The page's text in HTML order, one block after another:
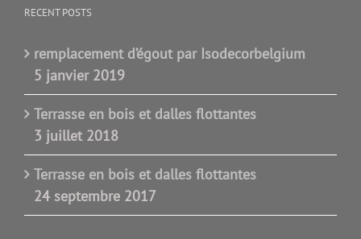
RECENT POSTS
remplacement d’égout par Isodecorbelgium
5 janvier 2019
Terrasse en bois et dalles flottantes
3 juillet 2018
Terrasse en bois et dalles flottantes
24 septembre 2017